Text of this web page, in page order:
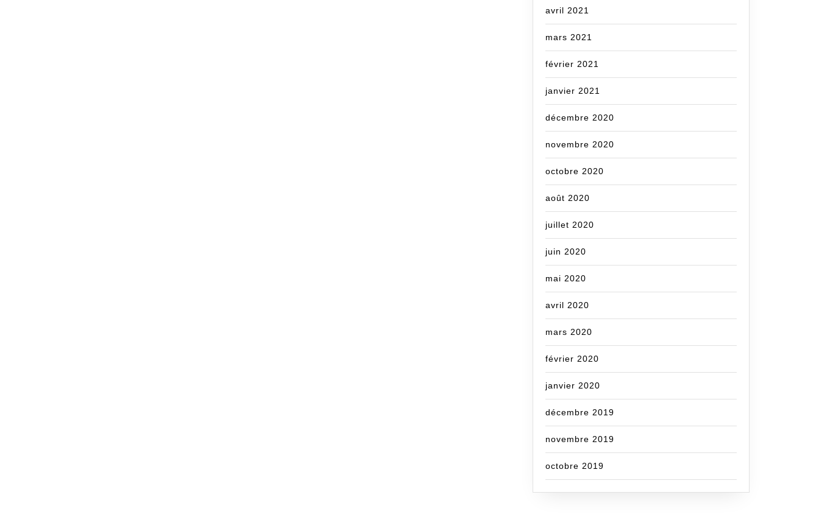
avril 2021
mars 2021
février 2021
janvier 2021
décembre 2020
novembre 2020
octobre 2020
août 2020
juillet 2020
juin 2020
mai 2020
avril 2020
mars 2020
février 2020
janvier 2020
décembre 2019
novembre 2019
octobre 2019